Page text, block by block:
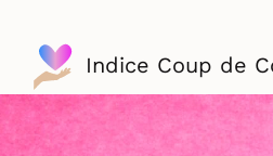
Indice Coup de